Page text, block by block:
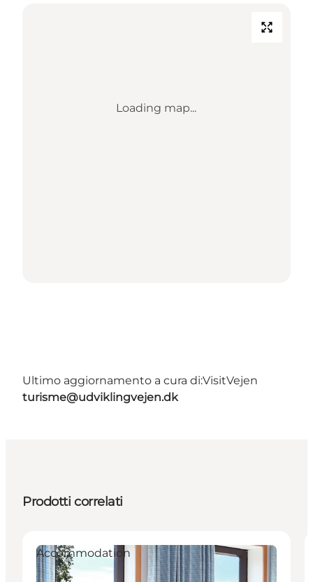
Loading map...
Ultimo aggiornamento a cura di:VisitVejen
turisme@udviklingvejen.dk
Prodotti correlati
Accommodation